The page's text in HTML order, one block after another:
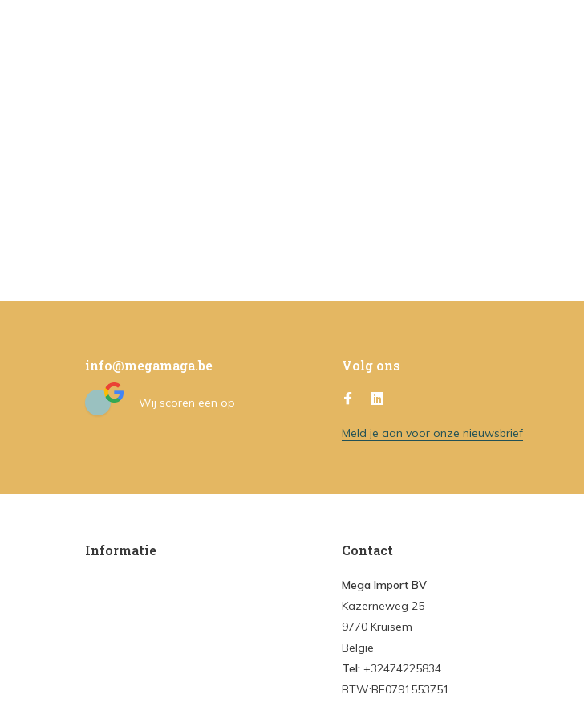
info@megamaga.be
Wij scoren een op
Volg ons
Meld je aan voor onze nieuwsbrief
Informatie Contact
Mega Import BV
Kazerneweg 25
9770 Kruisem
België
Tel: +32474225834
BTW:BE0791553751